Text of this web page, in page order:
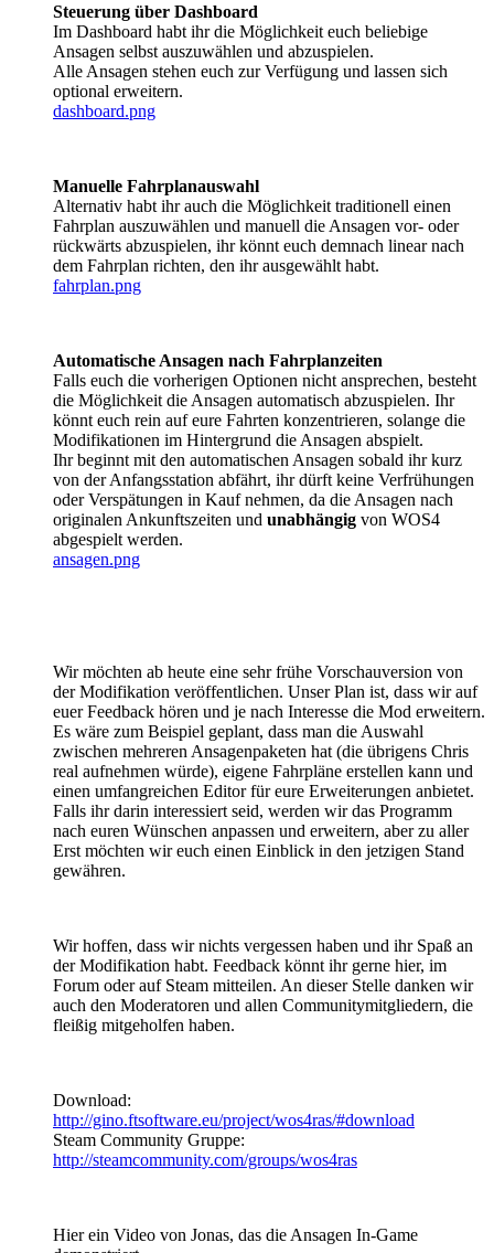
Steuerung über Dashboard
Im Dashboard habt ihr die Möglichkeit euch beliebige
Ansagen selbst auszuwählen und abzuspielen.
Alle Ansagen stehen euch zur Verfügung und lassen sich
optional erweitern.
dashboard.png
Manuelle Fahrplanauswahl
Alternativ habt ihr auch die Möglichkeit traditionell einen
Fahrplan auszuwählen und manuell die Ansagen vor- oder
rückwärts abzuspielen, ihr könnt euch demnach linear nach
dem Fahrplan richten, den ihr ausgewählt habt.
fahrplan.png
Automatische Ansagen nach Fahrplanzeiten
Falls euch die vorherigen Optionen nicht ansprechen, besteht
die Möglichkeit die Ansagen automatisch abzuspielen. Ihr
könnt euch rein auf eure Fahrten konzentrieren, solange die
Modifikationen im Hintergrund die Ansagen abspielt.
Ihr beginnt mit den automatischen Ansagen sobald ihr kurz
von der Anfangsstation abfährt, ihr dürft keine Verfrühungen
oder Verspätungen in Kauf nehmen, da die Ansagen nach
originalen Ankunftszeiten und unabhängig von WOS4
abgespielt werden.
ansagen.png
Wir möchten ab heute eine sehr frühe Vorschauversion von
der Modifikation veröffentlichen. Unser Plan ist, dass wir auf
euer Feedback hören und je nach Interesse die Mod erweitern.
Es wäre zum Beispiel geplant, dass man die Auswahl
zwischen mehreren Ansagenpaketen hat (die übrigens Chris
real aufnehmen würde), eigene Fahrpläne erstellen kann und
einen umfangreichen Editor für eure Erweiterungen anbietet.
Falls ihr darin interessiert seid, werden wir das Programm
nach euren Wünschen anpassen und erweitern, aber zu aller
Erst möchten wir euch einen Einblick in den jetzigen Stand
gewähren.
Wir hoffen, dass wir nichts vergessen haben und ihr Spaß an
der Modifikation habt. Feedback könnt ihr gerne hier, im
Forum oder auf Steam mitteilen. An dieser Stelle danken wir
auch den Moderatoren und allen Communitymitgliedern, die
fleißig mitgeholfen haben.
Download:
http://gino.ftsoftware.eu/project/wos4ras/#download
Steam Community Gruppe:
http://steamcommunity.com/groups/wos4ras
Hier ein Video von Jonas, das die Ansagen In-Game